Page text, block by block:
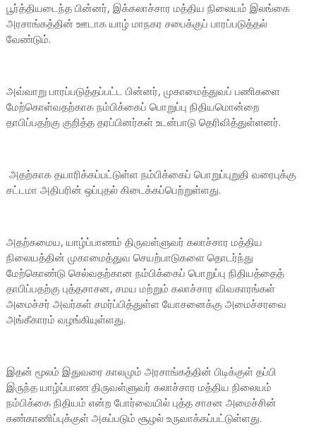
பூர்த்தியடைந்த பின்னர், இக்கலாச்சார மத்திய நிலையம் இலங்கை
அரசாங்கத்தின் ஊடாக யாழ் மாநகர சபைக்குப் பாரப்படுத்தல்
வேண்டும்.
அவ்வாறு பாரப்படுத்தப்பட்ட பின்னர், முகாமைத்துவப் பணிகளை
மேற்கொள்வதற்காக நம்பிக்கைப் பொறுப்பு நிதியமொன்றை
தாபிப்பதற்கு குறித்த தரப்பினர்கள் உடன்பாடு தெரிவித்துள்ளனர்.
அதற்காக தயாரிக்கப்பட்டுள்ள நம்பிக்கைப் பொறுப்புறுதி வரைபுக்கு
சட்டமா அதிபரின் ஒப்புதல் கிடைக்கப்பெற்றுள்ளது.
அதற்கமைய, யாழ்ப்பாணம் திருவள்ளுவர் கலாச்சார மத்திய
நிலையத்தின் முகாமைத்துவ செயற்பாடுகளை தொடர்ந்து
மேற்கொண்டு செல்வதற்கான நம்பிக்கைப் பொறுப்பு நிதியத்தைத்
தாபிப்பதற்கு புத்தசாசன, சமய மற்றும் கலாச்சார விவகாரங்கள்
அமைச்சர் அவர்கள் சமர்ப்பித்துள்ள யோசனைக்கு அமைச்சரவை
அங்கீகாரம் வழங்கியுள்ளது.
இதன் மூலம் இதுவரை காலமும் அரசாங்கத்தின் பிடிக்குள் தப்பி
இருந்த யாழ்ப்பாண திருவள்ளுவர் கலாச்சார மத்திய நிலையம்
நம்பிக்கை நிதியம் என்ற போர்வையில் புத்த சாசன அமைச்சின்
கண்காணிப்புக்குள் அகப்படும் சூழல் உருவாக்கப்பட்டுள்ளது.